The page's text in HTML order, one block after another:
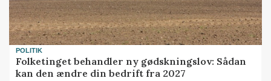
POLITIK
Folketinget behandler ny gødskningslov: Sådan
kan den ændre din bedrift fra 2027